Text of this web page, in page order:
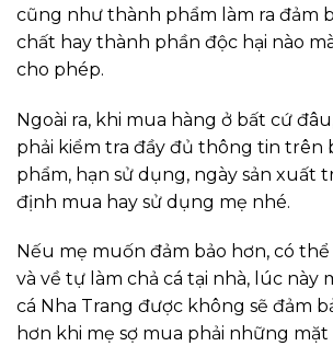
cũng như thành phẩm làm ra đảm
chất hay thành phần độc hại nào
cho phép.
Ngoài ra, khi mua hàng ở bất cứ
phải kiểm tra đầy đủ thông tin trên
phẩm, hạn sử dụng, ngày sản xuất
định mua hay sử dụng mẹ nhé.
Nếu mẹ muốn đảm bảo hơn, có
và về tự làm chả cá tại nhà, lúc này
cá Nha Trang được không sẽ đảm
hơn khi mẹ sợ mua phải những